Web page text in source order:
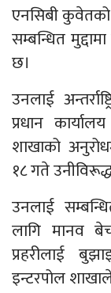
एनसिबी
सम्बन्धित
छ।
उनलाई
प्रधान
शाखाको
१८ गते
उनलाई
लागि मानव
प्रहरीलाई
इन्टरपोल